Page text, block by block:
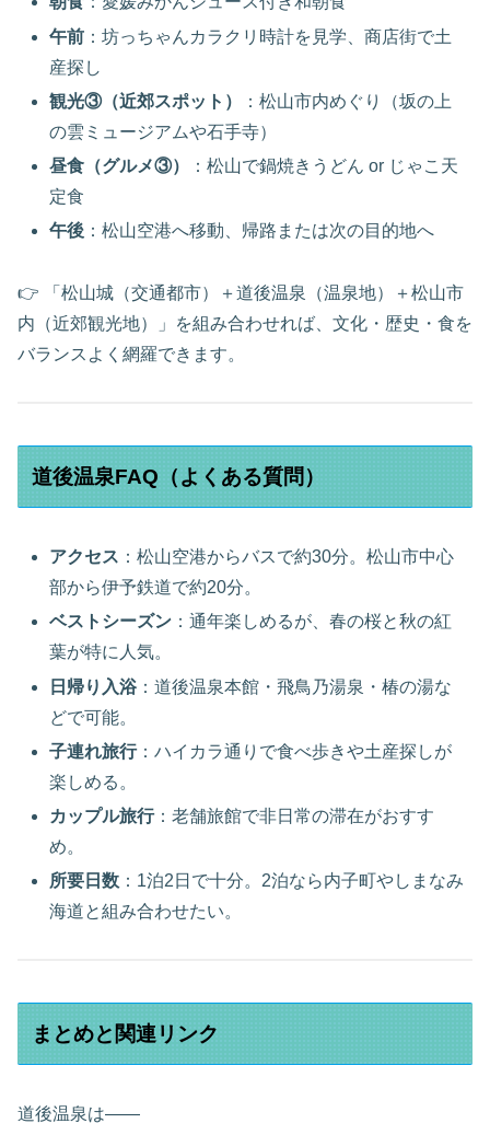
午前 ：坊っちゃんカラクリ時計を見学、商店街で土
産探し
観光③（近郊スポット）
：松山市内めぐり（坂の上
の雲ミュージアムや石手寺）
昼食（グルメ③）
：松山で鍋焼きうどん or じゃこ天
定食
午後 ：松山空港へ移動、帰路または次の目的地へ
👉 「松山城（交通都市）＋道後温泉（温泉地）＋松山市
内（近郊観光地）」を組み合わせれば、文化・歴史・食を
バランスよく網羅できます。
道後温泉FAQ（よくある質問）
アクセス ：松山空港からバスで約30分。松山市中心
部から伊予鉄道で約20分。
ベストシーズン ：通年楽しめるが、春の桜と秋の紅
葉が特に人気。
日帰り入浴 ：道後温泉本館・飛鳥乃湯泉・椿の湯な
どで可能。
子連れ旅行：ハイカラ通りで食べ歩きや土産探しが
楽しめる。
カップル旅行：老舗旅館で非日常の滞在がおすす
め。
所要日数 ：1泊2日で十分。2泊なら内子町やしまなみ
海道と組み合わせたい。
まとめと関連リンク
道後温泉は――